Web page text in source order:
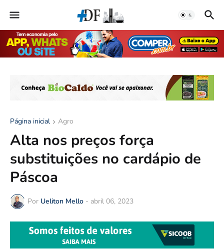
Página inicial Agro
Alta nos preços força
substituições no cardápio de
Páscoa
Por Ueliton Mello - abril 06, 2023